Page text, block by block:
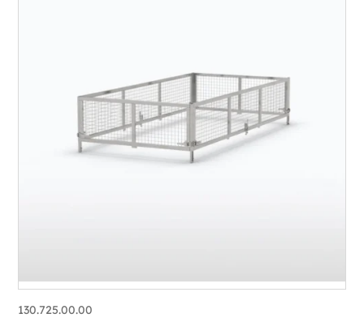
130.725.00.00